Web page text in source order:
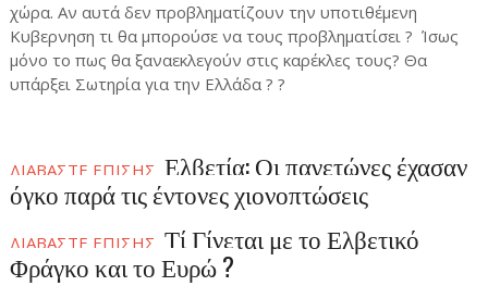
χώρα. Αν αυτά δεν προβληματίζουν την υποτιθέμενη
Κυβερνηση τι θα μπορούσε να τους προβληματίσει ? Ίσως
μόνο το πως θα ξαναεκλεγούν στις καρέκλες τους? Θα
υπάρξει Σωτηρία για την Ελλάδα ? ?
ΔΙΑΒΑΣΤΕ ΕΠΙΣΗΣ Ελβετία: Οι παγετώνες έχασαν
όγκο παρά τις έντονες χιονοπτώσεις
ΔΙΑΒΑΣΤΕ ΕΠΙΣΗΣ Τί Γίνεται με το Ελβετικό
Φράγκο και το Ευρώ ?